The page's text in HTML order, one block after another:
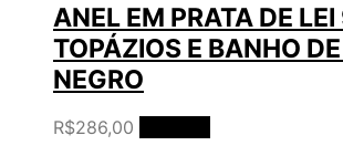
ANEL EM PRATA DE
TOPÁZIOS E BANHO
NEGRO
R$286,00